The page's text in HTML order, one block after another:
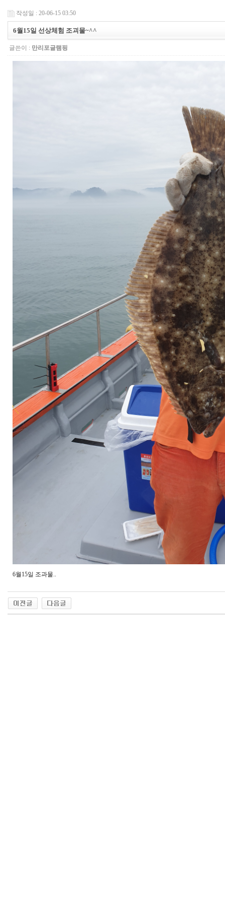
작성일 : 20-06-15 03:50
6월15일 선상체험 조괴물~^^
글쓴이 : 만리포글램핑
6월15일 조과물..